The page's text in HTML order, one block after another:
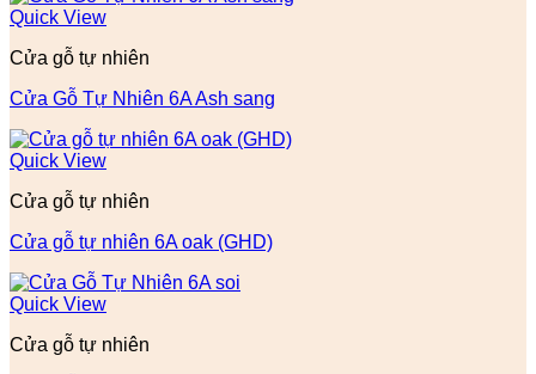
Quick View
Cửa gỗ tự nhiên
Cửa Gỗ Tự Nhiên 6A Ash sang
Quick View
Cửa gỗ tự nhiên
Cửa gỗ tự nhiên 6A oak (GHD)
Quick View
Cửa gỗ tự nhiên